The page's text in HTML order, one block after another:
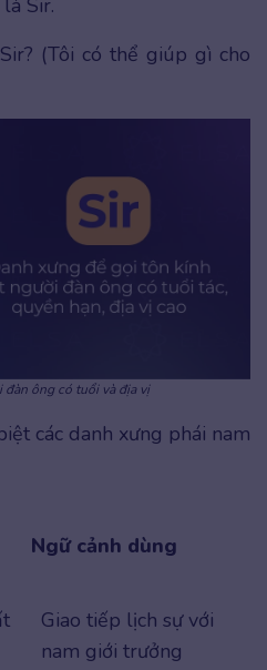
Sir.
(Tôi có thể giúp gì cho
ông có tuổi và địa vị
các danh xưng phái nam
Ngữ cảnh dùng
Giao tiếp lịch sự với
nam giới trưởng